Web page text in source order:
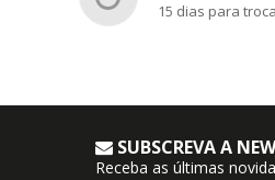
15 dias para
SUBSCREVA A
Receba as últimas